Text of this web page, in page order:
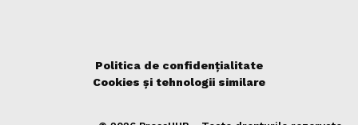
Politica de confidențialitate
Cookies și tehnologii similare